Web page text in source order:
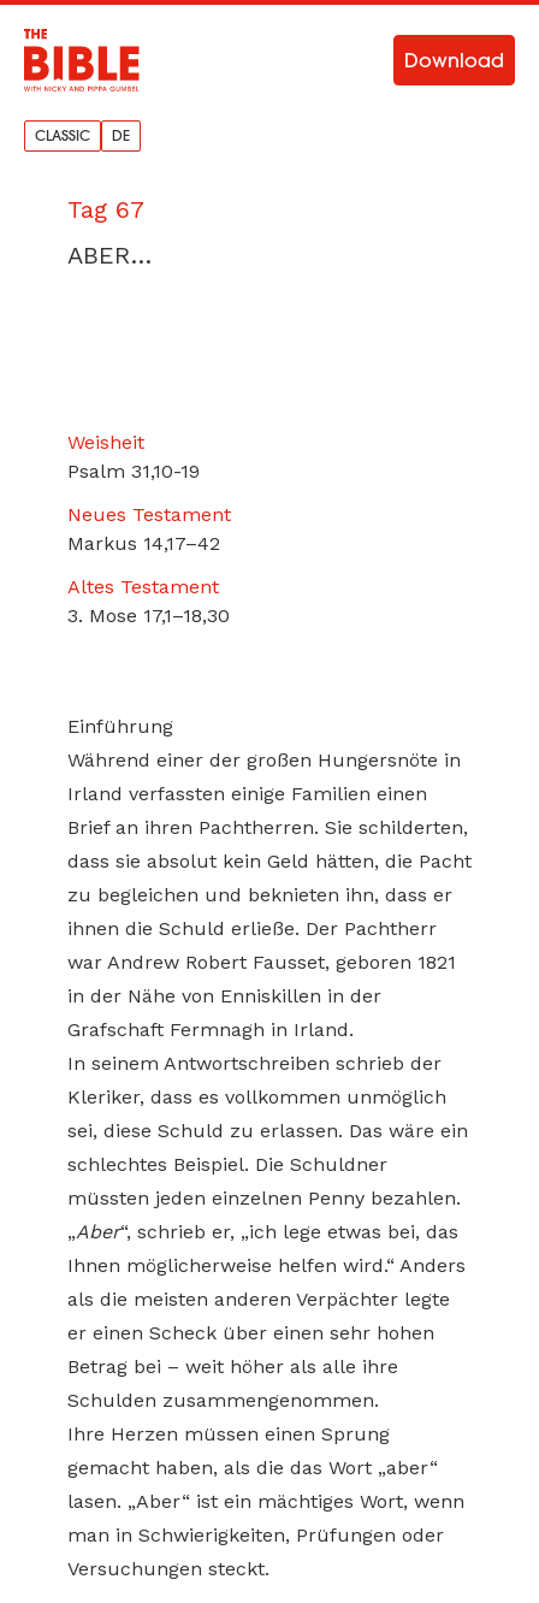
CLASSIC DE
Download
Tag 67
ABER…
Weisheit
Psalm 31,10-19
Neues Testament
Markus 14,17–42
Altes Testament
3. Mose 17,1–18,30
Einführung
Während einer der großen Hungersnöte in
Irland verfassten einige Familien einen
Brief an ihren Pachtherren. Sie schilderten,
dass sie absolut kein Geld hätten, die Pacht
zu begleichen und beknieten ihn, dass er
ihnen die Schuld erließe. Der Pachtherr
war Andrew Robert Fausset, geboren 1821
in der Nähe von Enniskillen in der
Grafschaft Fermnagh in Irland.
In seinem Antwortschreiben schrieb der
Kleriker, dass es vollkommen unmöglich
sei, diese Schuld zu erlassen. Das wäre ein
schlechtes Beispiel. Die Schuldner
müssten jeden einzelnen Penny bezahlen.
„Aber“, schrieb er, „ich lege etwas bei, das
Ihnen möglicherweise helfen wird.“ Anders
als die meisten anderen Verpächter legte
er einen Scheck über einen sehr hohen
Betrag bei – weit höher als alle ihre
Schulden zusammengenommen.
Ihre Herzen müssen einen Sprung
gemacht haben, als die das Wort „aber“
lasen. „Aber“ ist ein mächtiges Wort, wenn
man in Schwierigkeiten, Prüfungen oder
Versuchungen steckt.